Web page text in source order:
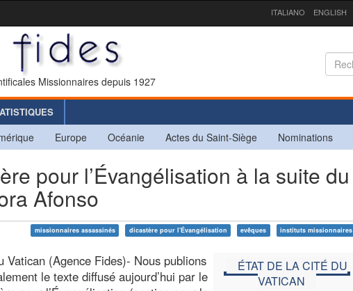
ITALIANO ENGLISH
Missionnaires depuis 1927
Europe Océanie Actes du Saint-Siège Nominations
pour l’Évangélisation à la suite du
Afonso
missionnaires assassinés dicastère pour l'Évangélisation evêques instituts missionnaires
ÉTAT DE LA CITÉ DU
VATICAN
Vatican (Agence Fides)- Nous publions
le texte diffusé aujourd’hui par le